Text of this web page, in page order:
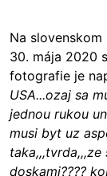
Na
30. mája 2020
fotografie je
USA...ozaj sa
jednou rukou
musi byt uz
doskami????